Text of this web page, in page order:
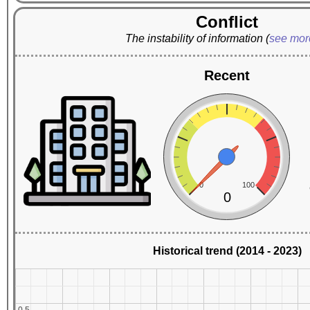
Conflict
The instability of information (see
Recent
0 100
0
Historical trend (2014 - 2023)